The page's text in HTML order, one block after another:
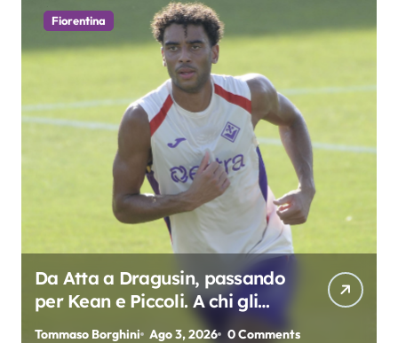
Fiorentina
Da Atta a Dragusin, passando
per Kean e Piccoli. A chi gli
oscar del precampionato?
Tommaso Borghini Ago 3, 2026 0 Comments